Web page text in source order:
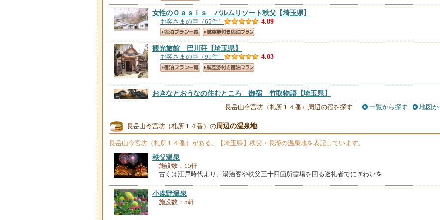
女性のＯａｓｉｓ パルムリゾート秩父 【埼玉県】
お客さまの声（65件） 4.89
観光旅館 巴川荘 【埼玉県】
お客さまの声（91件） 4.83
おきなとおうなの住むところ 御宿 竹取物語 【埼玉県】
お客さまの声（642件） 4.77
クラッシック＆モダン セルフスタイルホテル 番場おおそね
旅館 比与志【埼玉県】
お客さまの声（288件） 4.75
二百年の農家屋敷 宮本家
長岳山今宮坊（札所１４番）周辺の宿を探す 一覧から探す 地図か
長岳山今宮坊（札所１４番）の周辺の温泉地
長岳山今宮坊（札所１４番） がある、【埼玉県】秩父・長瀞の温泉地を表記しています。
秩父温泉
施設数：15軒
古くは江戸時代より、湯治客や秩父三十四箇所霊場を回る巡礼者でにぎわいを
小鹿野温泉
施設数：5軒